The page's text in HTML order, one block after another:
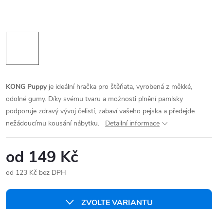
KONG Puppyje ideální hračka pro štěňata, vyrobená z měkké,
odolné gumy. Díky svému tvaru a možnosti plnění pamlsky
podporuje zdravý vývoj čelistí, zabaví vašeho pejska a předejde
nežádoucímu kousání nábytku.
Detailní informace
od 149 Kč
od 123 Kč bez DPH
cena:
ZVOLTE VARIANTU